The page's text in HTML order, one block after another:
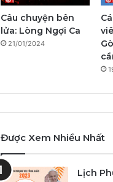
Câu chuyện bên
lửa: Lòng Ngợi Ca
21/01/2024
Được Xem Nhiều Nhất
Lịch